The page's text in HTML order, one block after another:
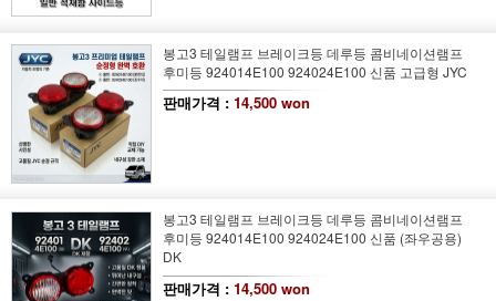
봉고3 테일램프 브레이크등 데루등 콤비네이션램프
후미등 924014E100 924024E100 신품 고급형 JYC
판매가격 : 14,500 won
봉고3 테일램프 브레이크등 데루등 콤비네이션램프
후미등 924014E100 924024E100 신품 (좌우공용)
DK
판매가격 : 14,500 won